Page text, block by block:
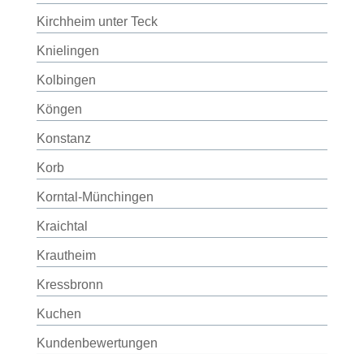
Kirchheim unter Teck
Knielingen
Kolbingen
Köngen
Konstanz
Korb
Korntal-Münchingen
Kraichtal
Krautheim
Kressbronn
Kuchen
Kundenbewertungen